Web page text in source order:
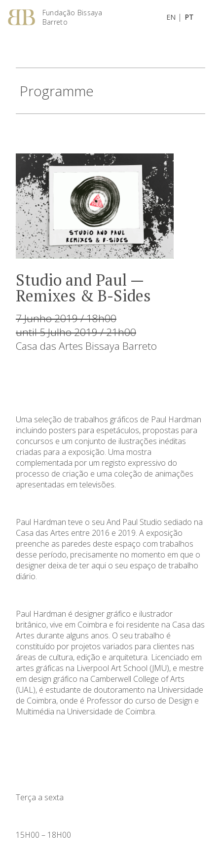
Fundação Bissaya
Barreto
EN | PT
Programme
Studio and Paul —
Remixes & B-Sides
7 Junho 2019 / 18h00
until 5 Julho 2019 / 21h00
Casa das Artes Bissaya Barreto
Uma seleção de trabalhos gráficos de Paul Hardman
incluindo posters para espetáculos, propostas para
concursos e um conjunto de ilustrações inéditas
criadas para a exposição. Uma mostra
complementada por um registo expressivo do
processo de criação e uma coleção de animações
apresentadas em televisões.
Paul Hardman teve o seu And Paul Studio sediado na
Casa das Artes entre 2016 e 2019. A exposição
preenche as paredes deste espaço com trabalhos
desse período, precisamente no momento em que o
designer deixa de ter aqui o seu espaço de trabalho
diário.
Paul Hardman é designer gráfico e ilustrador
britânico, vive em Coimbra e foi residente na Casa das
Artes durante alguns anos. O seu trabalho é
constituído por projetos variados para clientes nas
áreas de cultura, edição e arquitetura. Licenciado em
artes gráficas na Liverpool Art School (JMU), e mestre
em design gráfico na Camberwell College of Arts
(UAL), é estudante de doutoramento na Universidade
de Coimbra, onde é Professor do curso de Design e
Multimédia na Universidade de Coimbra.
Terça a sexta
15H00 – 18H00